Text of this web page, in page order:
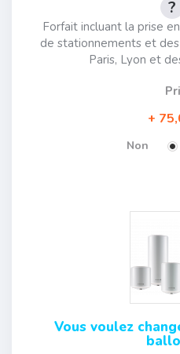
Forfait incluant la prise
de stationnements et
Paris, Lyon et
Non
Vous voulez